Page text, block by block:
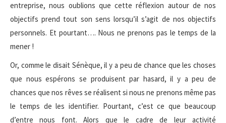
entreprise, nous oublions que cette réflexion autour de nos
objectifs prend tout son sens lorsqu’il s’agit de nos objectifs
personnels. Et pourtant…. Nous ne prenons pas le temps de la
mener !
Or, comme le disait Sénèque, il y a peu de chance que les choses
que nous espérons se produisent par hasard, il y a peu de
chances que nos rêves se réalisent si nous ne prenons même pas
le temps de les identifier. Pourtant, c’est ce que beaucoup
d’entre nous font. Alors que le cadre de leur activité